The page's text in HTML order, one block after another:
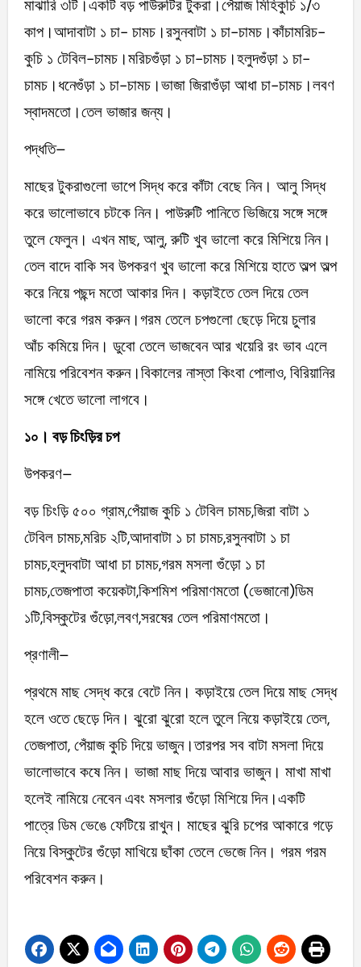
মাঝারি ৩টি।একটি বড় পাউরুটির টুকরা।পেঁয়াজ মিহিকুচি ১/৩
কাপ।আদাবাটা ১ চা- চামচ।রসুনবাটা ১ চা-চামচ।কাঁচামরিচ-
কুচি ১ টেবিল-চামচ।মরিচগুঁড়া ১ চা-চামচ।হলুদগুঁড়া ১ চা-
চামচ।ধনেগুঁড়া ১ চা-চামচ।ভাজা জিরাগুঁড়া আধা চা-চামচ।লবণ
স্বাদমতো।তেল ভাজার জন্য।
পদ্ধতি–
মাছের টুকরাগুলো ভাপে সিদ্ধ করে কাঁটা বেছে নিন। আলু সিদ্ধ
করে ভালোভাবে চটকে নিন। পাউরুটি পানিতে ভিজিয়ে সঙ্গে সঙ্গে
তুলে ফেলুন। এখন মাছ, আলু, রুটি খুব ভালো করে মিশিয়ে নিন।
তেল বাদে বাকি সব উপকরণ খুব ভালো করে মিশিয়ে হাতে অল্প অল্প
করে নিয়ে পছন্দ মতো আকার দিন। কড়াইতে তেল দিয়ে তেল
ভালো করে গরম করুন।গরম তেলে চপগুলো ছেড়ে দিয়ে চুলার
আঁচ কমিয়ে দিন। ডুবো তেলে ভাজবেন আর খয়েরি রং ভাব এলে
নামিয়ে পরিবেশন করুন।বিকালের নাস্তা কিংবা পোলাও, বিরিয়ানির
সঙ্গে খেতে ভালো লাগবে।
১০। বড় চিংড়ির চপ
উপকরণ–
বড় চিংড়ি ৫০০ গ্রাম,পেঁয়াজ কুচি ১ টেবিল চামচ,জিরা বাটা ১
টেবিল চামচ,মরিচ ২টি,আদাবাটা ১ চা চামচ,রসুনবাটা ১ চা
চামচ,হলুদবাটা আধা চা চামচ,গরম মসলা গুঁড়ো ১ চা
চামচ,তেজপাতা কয়েকটা,কিশমিশ পরিমাণমতো (ভেজানো)ডিম
১টি,বিস্কুটের গুঁড়ো,লবণ,সরষের তেল পরিমাণমতো।
প্রণালী–
প্রথমে মাছ সেদ্ধ করে বেটে নিন। কড়াইয়ে তেল দিয়ে মাছ সেদ্ধ
হলে ওতে ছেড়ে দিন। ঝুরো ঝুরো হলে তুলে নিয়ে কড়াইয়ে তেল,
তেজপাতা, পেঁয়াজ কুচি দিয়ে ভাজুন।তারপর সব বাটা মসলা দিয়ে
ভালোভাবে কষে নিন। ভাজা মাছ দিয়ে আবার ভাজুন। মাখা মাখা
হলেই নামিয়ে নেবেন এবং মসলার গুঁড়ো মিশিয়ে দিন।একটি
পাত্রে ডিম ভেঙে ফেটিয়ে রাখুন। মাছের ঝুরি চপের আকারে গড়ে
নিয়ে বিস্কুটের গুঁড়ো মাখিয়ে ছাঁকা তেলে ভেজে নিন। গরম গরম
পরিবেশন করুন।